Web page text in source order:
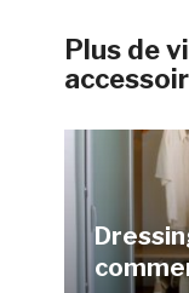
Plus de